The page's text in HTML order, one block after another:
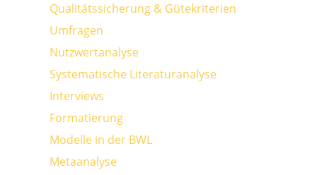
Qualitätssicherung & Gütekriterien
Umfragen
Nutzwertanalyse
Systematische Literaturanalyse
Interviews
Formatierung
Modelle in der BWL
Metaanalyse